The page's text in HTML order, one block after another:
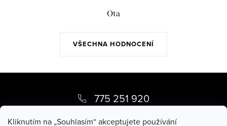
Kliknutím na „Souhlasím“ akceptujete používání
VŠECHNA HODNOCENÍ
Ota
p
775 251 920
pippy@pippy.cz